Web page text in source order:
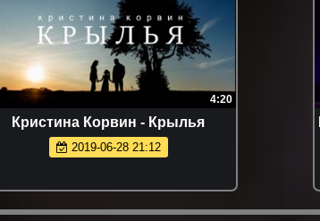
4:20
Кристина Корвин - Крылья
2019-06-28 21:12